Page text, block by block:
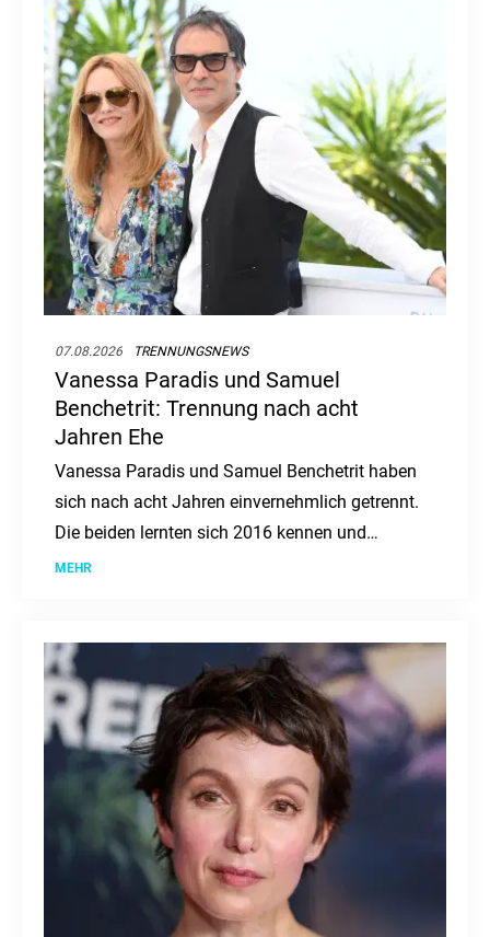
07.08.2026 TRENNUNGSNEWS
Vanessa Paradis und Samuel
Benchetrit: Trennung nach acht
Jahren Ehe
Vanessa Paradis und Samuel Benchetrit haben
sich nach acht Jahren einvernehmlich getrennt.
Die beiden lernten sich 2016 kennen und
heirateten 2018. Ein Statement ihres
MEHR